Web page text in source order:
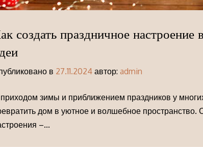
создать праздничное
в 27.11.2024 автор: admin
зимы и приближением праздников у
дом в уютное и волшебное пространство.
–...